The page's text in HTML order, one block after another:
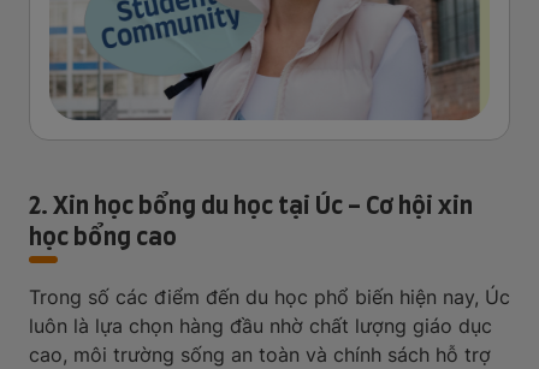
2. Xin học bổng du học tại Úc - Cơ hội xin
học bổng cao
Trong số các điểm đến du học phổ biến hiện nay, Úc
luôn là lựa chọn hàng đầu nhờ chất lượng giáo dục
cao, môi trường sống an toàn và chính sách hỗ trợ